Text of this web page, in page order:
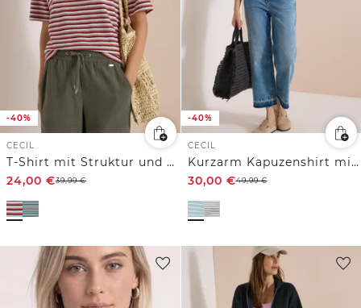
-40%
CECIL
T-Shirt mit Struktur und Streifen
24,00 €39,99€
-40%
CECIL
Kurzarm Kapuzenshirt mit Streifen
30,00 €49,99€